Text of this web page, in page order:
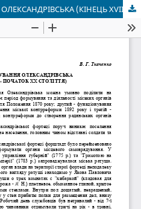
МІСЬКЕ САМОВРЯДУВАННЯ ОЛЕКСАНДРІВСЬКА (КІНЕЦЬ XVIII - ПОЧАТОК XX СТОЛІТТЯ)